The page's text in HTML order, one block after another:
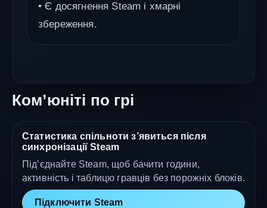
• Є досягнення Steam і хмарні
збереження.
Ком’юніті по грі
Статистика спільноти з’явиться після
синхронізації Steam
Під’єднайте Steam, щоб бачити години,
активність і таблицю гравців без порожніх блоків.
Підключити Steam